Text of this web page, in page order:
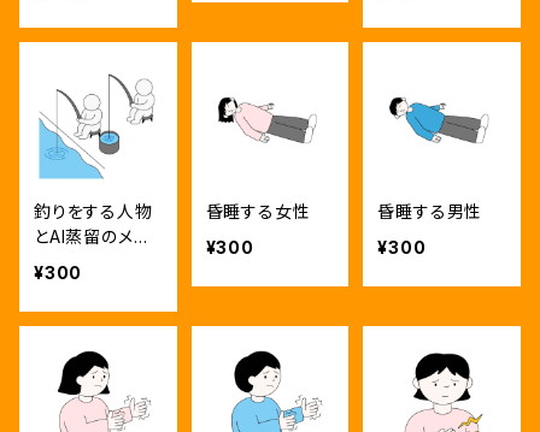
ロ・主線なし
釣りをする人物
とAI蒸留のメタ
ファー
¥300
昏睡する女性
¥300
昏睡する男性
¥300